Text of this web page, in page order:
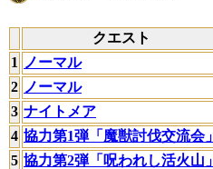
クエスト
1
ノーマル
2 ノーマル
3 ナイトメア
4 協力第1弾「魔獣討伐交流会」
5 協力第2弾「呪われし活火山」